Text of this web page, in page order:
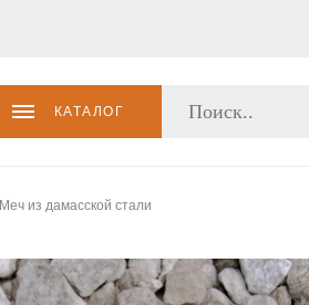
КАТАЛОГ
Меч из дамасской стали